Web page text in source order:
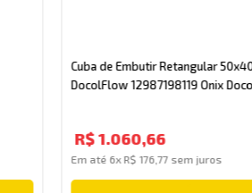
Cuba de Embutir Retangular
DocolFlow 12987198119 Onix
R$1.060,66
Em até 6x R$ 176, 77sem juros